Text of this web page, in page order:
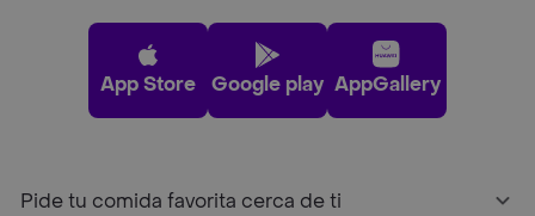
App Store Google play AppGallery
Pide tu comida favorita cerca de ti